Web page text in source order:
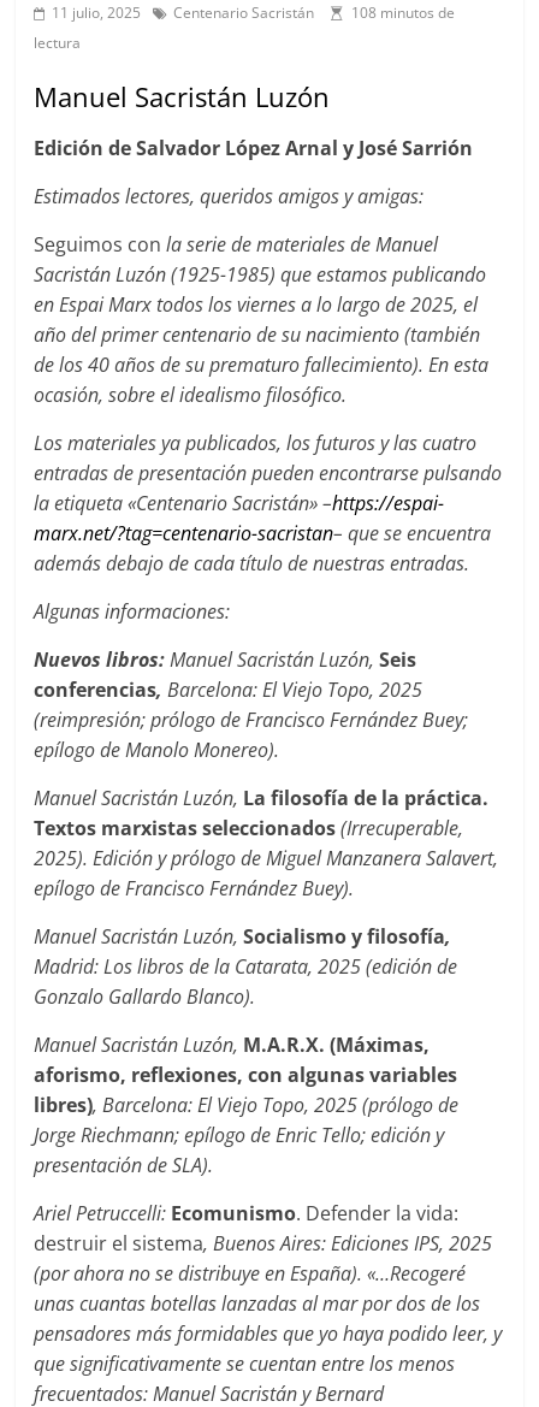
11 julio, 2025 Centenario Sacristán
108 minutos de
lectura
Manuel Sacristán Luzón
Edición de Salvador López Arnal y José Sarrión
Estimados lectores, queridos amigos y amigas:
Seguimos con la serie de materiales de Manuel
Sacristán Luzón (1925-1985) que estamos publicando
en Espai Marx todos los viernes a lo largo de 2025, el
año del primer centenario de su nacimiento (también
de los 40 años de su prematuro fallecimiento). En esta
ocasión, sobre el idealismo filosófico.
Los materiales ya publicados, los futuros y las cuatro
entradas de presentación pueden encontrarse pulsando
la etiqueta «Centenario Sacristán» –https://espai-
marx.net/?tag=centenario-sacristan– que se encuentra
además debajo de cada título de nuestras entradas.
Algunas informaciones:
Nuevos libros:Manuel Sacristán Luzón, Seis
conferencias, Barcelona: El Viejo Topo, 2025
(reimpresión; prólogo de Francisco Fernández Buey;
epílogo de Manolo Monereo).
Manuel Sacristán Luzón, La filosofía de la práctica.
Textos marxistas seleccionados(Irrecuperable,
2025). Edición y prólogo de Miguel Manzanera Salavert,
epílogo de Francisco Fernández Buey).
Manuel Sacristán Luzón,Socialismo y filosofía,
Madrid: Los libros de la Catarata, 2025 (edición de
Gonzalo Gallardo Blanco).
Manuel Sacristán Luzón, M.A.R.X. (Máximas,
aforismo, reflexiones, con algunas variables
libres), Barcelona: El Viejo Topo, 2025 (prólogo de
Jorge Riechmann; epílogo de Enric Tello; edición y
presentación de SLA).
Ariel Petruccelli: Ecomunismo. Defender la vida:
destruir el sistema,Buenos Aires: Ediciones IPS, 2025
(por ahora no se distribuye en España). «…Recogeré
unas cuantas botellas lanzadas al mar por dos de los
pensadores más formidables que yo haya podido leer, y
que significativamente se cuentan entre los menos
frecuentados: Manuel Sacristán y Bernard